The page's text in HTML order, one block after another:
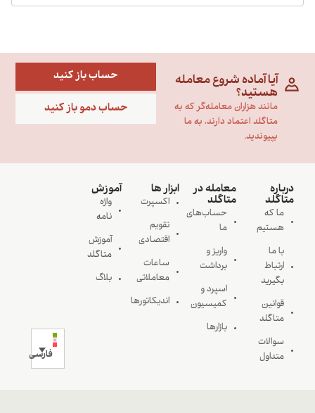
آیا آماده شروع معامله
هستید؟
مانند هزاران معامله‌گر که به
متاگلد اعتماد دارند، به ما
بپیوندید.
حساب باز کنید
حساب دمو باز کنید
درباره
متاگلد
ما که
هستیم
با ما
ارتباط
بگیرید
قوانین
متاگلد
سوالات
متداول
معامله در
متاگلد
حساب‌های
ما
واریز و
برداشت
اسپرد و
کمیسیون
بازارها
ابزار ها
اکسپرت
تقویم
اقتصادی
ساعات
معاملاتی
اندیکاتورها
آموزش
واژه
نامه
آموزش
متاگلد
بلاگ
فارسی